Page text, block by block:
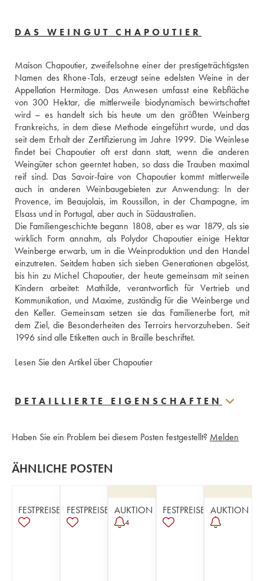
DAS WEINGUT CHAPOUTIER
Maison Chapoutier, zweifelsohne einer der prestigeträchtigsten
Namen des Rhone-Tals, erzeugt seine edelsten Weine in der
Appellation Hermitage. Das Anwesen umfasst eine Rebfläche
von 300 Hektar, die mittlerweile biodynamisch bewirtschaftet
wird – es handelt sich bis heute um den größten Weinberg
Frankreichs, in dem diese Methode eingeführt wurde, und das
seit dem Erhalt der Zertifizierung im Jahre 1999. Die Weinlese
findet bei Chapoutier oft erst dann statt, wenn die anderen
Weingüter schon geerntet haben, so dass die Trauben maximal
reif sind. Das Savoir-faire von Chapoutier kommt mittlerweile
auch in anderen Weinbaugebieten zur Anwendung: In der
Provence, im Beaujolais, im Roussillon, in der Champagne, im
Elsass und in Portugal, aber auch in Südaustralien.
Die Familiengeschichte begann 1808, aber es war 1879, als sie
wirklich Form annahm, als Polydor Chapoutier einige Hektar
Weinberge erwarb, um in die Weinproduktion und den Handel
einzutreten. Seitdem haben sich sieben Generationen abgelöst,
bis hin zu Michel Chapoutier, der heute gemeinsam mit seinen
Kindern arbeitet: Mathilde, verantwortlich für Vertrieb und
Kommunikation, und Maxime, zuständig für die Weinberge und
den Keller. Gemeinsam setzen sie das Familienerbe fort, mit
dem Ziel, die Besonderheiten des Terroirs hervorzuheben. Seit
1996 sind alle Etiketten auch in Braille beschriftet.
Lesen Sie den Artikel über Chapoutier
DETAILLIERTE EIGENSCHAFTEN
Haben Sie ein Problem bei diesem Posten festgestellt? Melden
ÄHNLICHE POSTEN
FESTPREISE FESTPREISE AUKTION
4
FESTPREISE AUKTION